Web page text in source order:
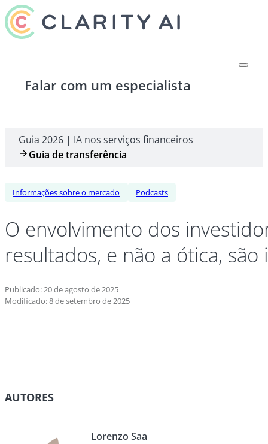
Falar com um especialista
Guia 2026 | IA nos serviços financeiros
Guia de transferência
Informações sobre o mercado Podcasts
O envolvimento dos
resultados, e não a ótica,
Publicado: 20 de agosto de 2025
Modificado: 8 de setembro de 2025
AUTORES
Lorenzo Saa